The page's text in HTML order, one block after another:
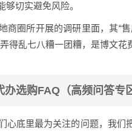
切实避免风险。
商圈所开展的调研里面，其“
得乱七八糟一团糟，是博文
选购FAQ（高频问答专
心底里最为关注的问题，我